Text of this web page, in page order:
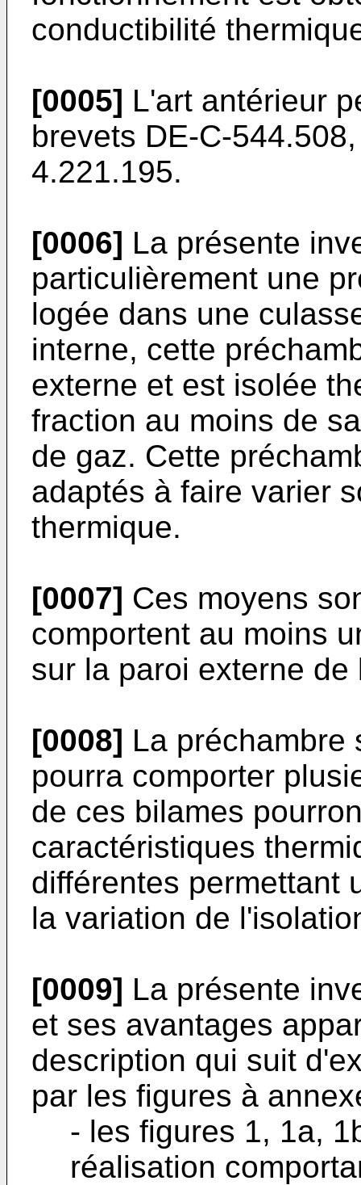
conductibilité
[0005] L'art antérieur
brevets DE-C-
4.221.195.
[0006] La présente
particulièrement une
logée dans une
interne, cette
externe et est isolée
fraction au moins de
de gaz. Cette
adaptés à faire varier
thermique.
[0007] Ces moyens
comportent au moins
sur la paroi externe
[0008] La préchambre
pourra comporter
de ces bilames
caractéristiques
différentes permettant
la variation de
[0009] La présente
et ses avantages
description qui suit
par les figures à
- les figures 1, 1a,
réalisation